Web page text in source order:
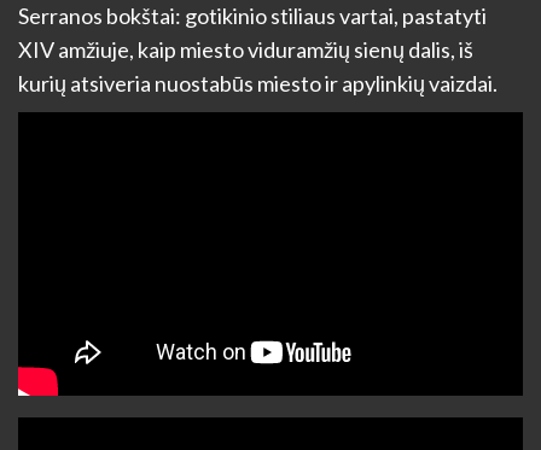
Serranos bokštai: gotikinio stiliaus vartai, pastatyti
XIV amžiuje, kaip miesto viduramžių sienų dalis, iš
kurių atsiveria nuostabūs miesto ir apylinkių vaizdai.